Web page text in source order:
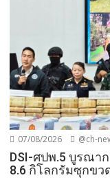
07/08/2026 @ch-
DSI-ศปพ.5 บูรณา
8.6 กิโลกรัมซุกขว